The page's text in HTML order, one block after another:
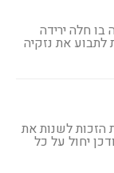
חלה ירידה
את נזקיה
לשנות את
יחול על כל